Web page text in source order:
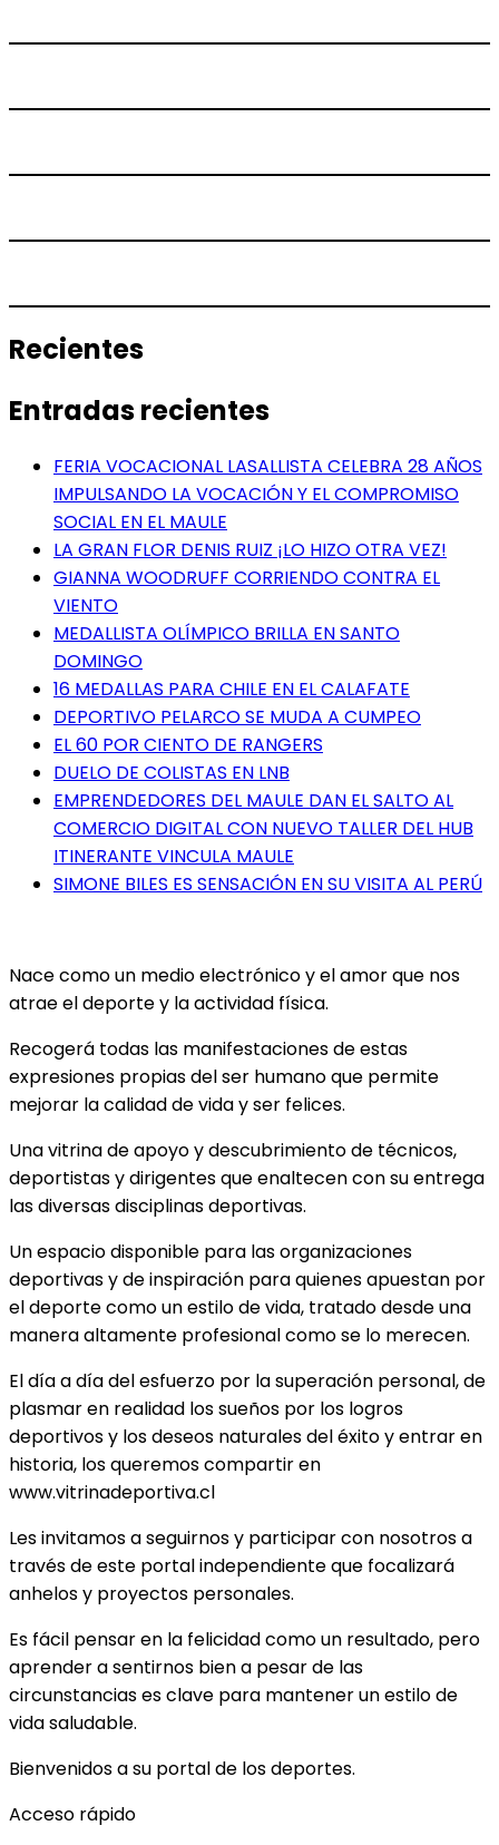
Recientes
Entradas recientes
FERIA VOCACIONAL LASALLISTA CELEBRA 28 AÑOS
IMPULSANDO LA VOCACIÓN Y EL COMPROMISO
SOCIAL EN EL MAULE
LA GRAN FLOR DENIS RUIZ ¡LO HIZO OTRA VEZ!
GIANNA WOODRUFF CORRIENDO CONTRA EL
VIENTO
MEDALLISTA OLÍMPICO BRILLA EN SANTO
DOMINGO
16 MEDALLAS PARA CHILE EN EL CALAFATE
DEPORTIVO PELARCO SE MUDA A CUMPEO
EL 60 POR CIENTO DE RANGERS
DUELO DE COLISTAS EN LNB
EMPRENDEDORES DEL MAULE DAN EL SALTO AL
COMERCIO DIGITAL CON NUEVO TALLER DEL HUB
ITINERANTE VINCULA MAULE
SIMONE BILES ES SENSACIÓN EN SU VISITA AL PERÚ
Nace como un medio electrónico y el amor que nos
atrae el deporte y la actividad física.
Recogerá todas las manifestaciones de estas
expresiones propias del ser humano que permite
mejorar la calidad de vida y ser felices.
Una vitrina de apoyo y descubrimiento de técnicos,
deportistas y dirigentes que enaltecen con su entrega
las diversas disciplinas deportivas.
Un espacio disponible para las organizaciones
deportivas y de inspiración para quienes apuestan por
el deporte como un estilo de vida, tratado desde una
manera altamente profesional como se lo merecen.
El día a día del esfuerzo por la superación personal, de
plasmar en realidad los sueños por los logros
deportivos y los deseos naturales del éxito y entrar en
historia, los queremos compartir en
www.vitrinadeportiva.cl
Les invitamos a seguirnos y participar con nosotros a
través de este portal independiente que focalizará
anhelos y proyectos personales.
Es fácil pensar en la felicidad como un resultado, pero
aprender a sentirnos bien a pesar de las
circunstancias es clave para mantener un estilo de
vida saludable.
Bienvenidos a su portal de los deportes.
Acceso rápido